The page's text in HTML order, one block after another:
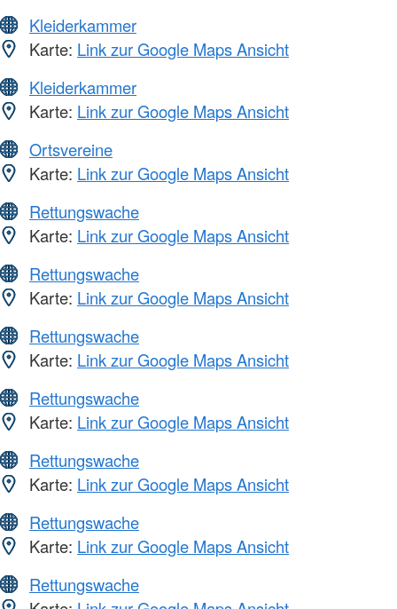
Kleiderkammer
Karte: Link zur Google Maps Ansicht
Kleiderkammer
Karte: Link zur Google Maps Ansicht
Ortsvereine
Karte: Link zur Google Maps Ansicht
Rettungswache
Karte: Link zur Google Maps Ansicht
Rettungswache
Karte: Link zur Google Maps Ansicht
Rettungswache
Karte: Link zur Google Maps Ansicht
Rettungswache
Karte: Link zur Google Maps Ansicht
Rettungswache
Karte: Link zur Google Maps Ansicht
Rettungswache
Karte: Link zur Google Maps Ansicht
Rettungswache